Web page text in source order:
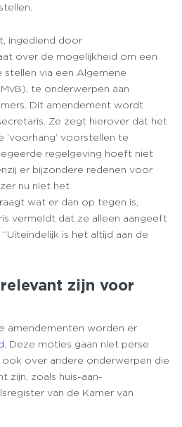
ingediend door
over de mogelijkheid om een
via een Algemene
te onderwerpen aan
Dit amendement wordt
Ze zegt hierover dat het
‘voorhang’ voorstellen te
regelgeving hoeft niet
er bijzondere redenen voor
nu niet het
wat er dan op tegen is,
vermeldt dat ze alleen aangeeft
is het altijd aan de
zijn voor
amendementen worden er
. Deze moties gaan niet perse
over andere onderwerpen die
zijn, zoals huis-aan-
van de Kamer van